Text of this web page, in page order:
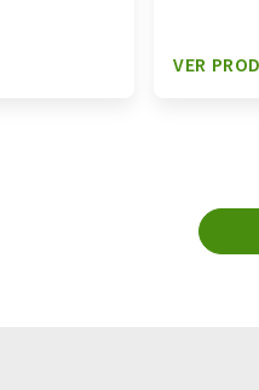
VER